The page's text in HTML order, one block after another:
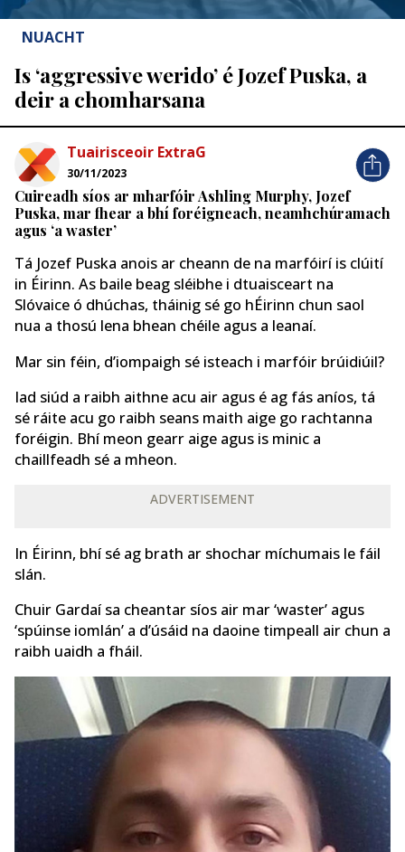
NUACHT
Is ‘aggressive werido’ é Jozef Puska, a
deir a chomharsana
Tuairisceoir ExtraG
30/11/2023
Cuireadh síos ar mharfóir Ashling Murphy, Jozef
Puska, mar fhear a bhí foréigneach, neamhchúramach
agus ‘a waster’
Tá Jozef Puska anois ar cheann de na marfóirí is clúití
in Éirinn. As baile beag sléibhe i dtuaisceart na
Slóvaice ó dhúchas, tháinig sé go hÉirinn chun saol
nua a thosú lena bhean chéile agus a leanaí.
Mar sin féin, d’iompaigh sé isteach i marfóir brúidiúil?
Iad siúd a raibh aithne acu air agus é ag fás aníos, tá
sé ráite acu go raibh seans maith aige go rachtanna
foréigin. Bhí meon gearr aige agus is minic a
chaillfeadh sé a mheon.
ADVERTISEMENT
In Éirinn, bhí sé ag brath ar shochar míchumais le fáil
slán.
Chuir Gardaí sa cheantar síos air mar ‘waster’ agus
‘spúinse iomlán’ a d’úsáid na daoine timpeall air chun a
raibh uaidh a fháil.